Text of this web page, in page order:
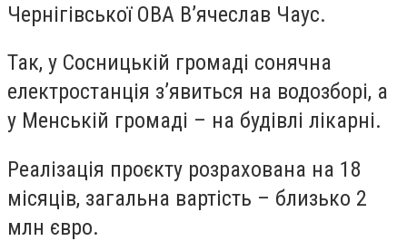
Чернігівської ОВА В’ячеслав Чаус.
Так, у Сосницькій громаді сонячна
електростанція з’явиться на водозборі, а
у Менській громаді – на будівлі лікарні.
Реалізація проєкту розрахована на 18
місяців, загальна вартість – близько 2
млн євро.